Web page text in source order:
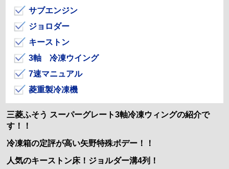
サブエンジン
ジョロダー
キーストン
3軸 冷凍ウイング
7速マニュアル
菱重製冷凍機
三菱ふそう スーパーグレート3軸冷凍ウィングの紹介で
す！！
冷凍箱の定評が高い矢野特殊ボデー！！
人気のキーストン床！ジョルダー溝4列！